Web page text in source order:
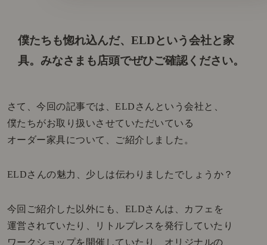
僕たちも惚れ込んだ、ELDという会社と家
具。 みなさまも店頭でぜひご確認ください。
さて、今回の記事では、ELDさんという会社と、
僕たちがお取り扱いさせていただいている
オーダー家具について、ご紹介しました。
ELDさんの魅力、少しは伝わりましたでしょうか？
今回ご紹介した以外にも、ELDさんは、カフェを
運営されていたり、リトルプレスを発行していたり
ワークショップを開催していたり、オリジナルの